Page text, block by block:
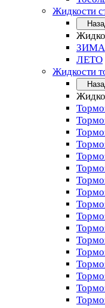
Жидкости
ЗИМА
ЛЕТО
Жидкости